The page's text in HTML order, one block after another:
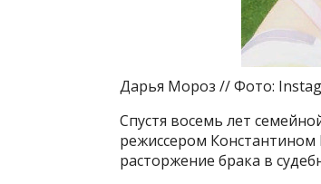
Дарья Мороз // Фото:
Спустя восемь лет
режиссером
расторжение брака в